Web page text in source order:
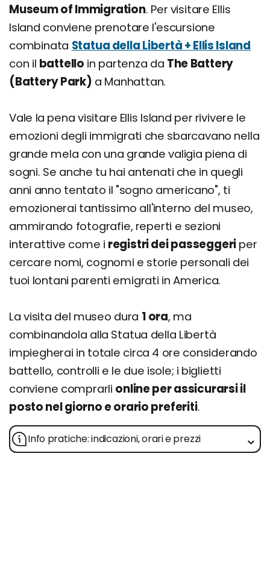
Museum of Immigration. Per visitare Ellis
Island conviene prenotare l'escursione
combinata Statua della Libertà + Ellis Island
con il battello in partenza da The Battery
(Battery Park) a Manhattan.
Vale la pena visitare Ellis Island per rivivere le
emozioni degli immigrati che sbarcavano nella
grande mela con una grande valigia piena di
sogni. Se anche tu hai antenati che in quegli
anni anno tentato il "sogno americano", ti
emozionerai tantissimo all'interno del museo,
ammirando fotografie, reperti e sezioni
interattive come i registri dei passeggeri per
cercare nomi, cognomi e storie personali dei
tuoi lontani parenti emigrati in America.
La visita del museo dura 1 ora, ma
combinandola alla Statua della Libertà
impiegherai in totale circa 4 ore considerando
battello, controlli e le due isole; i biglietti
conviene comprarli online per assicurarsi il
posto nel giorno e orario preferiti.
Info pratiche: indicazioni, orari e prezzi